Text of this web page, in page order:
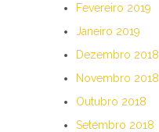
Fevereiro 2019
Janeiro 2019
Dezembro 2018
Novembro 2018
Outubro 2018
Setembro 2018